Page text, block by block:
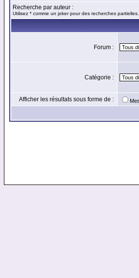
Recherche par auteur :
Utilisez * comme un joker pour des recherches partielles.
Forum :
Catégorie :
Afficher les résultats sous forme de :